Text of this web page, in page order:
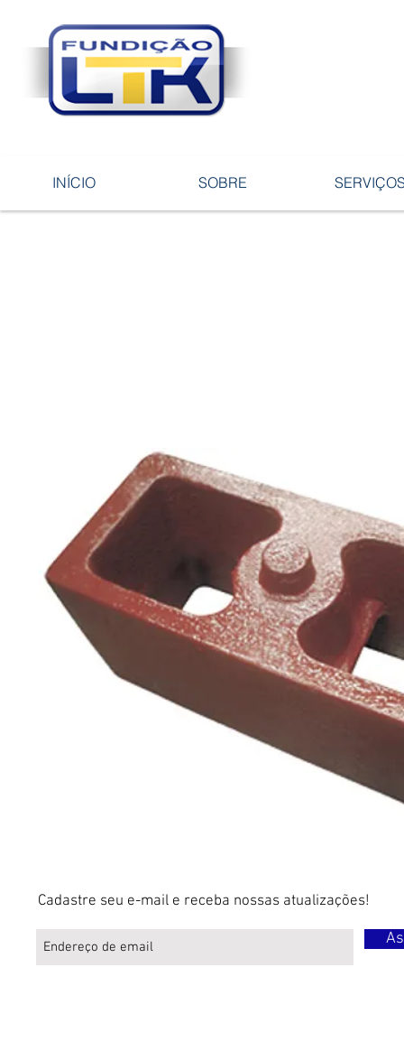
INÍCIO SOBRE
Cadastre seu e-mail e receba nossas atualizações!